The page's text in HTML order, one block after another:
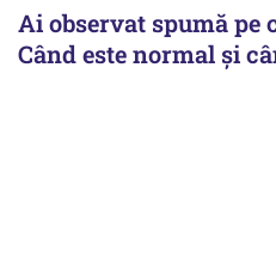
Ai observat spumă pe
Când este normal și